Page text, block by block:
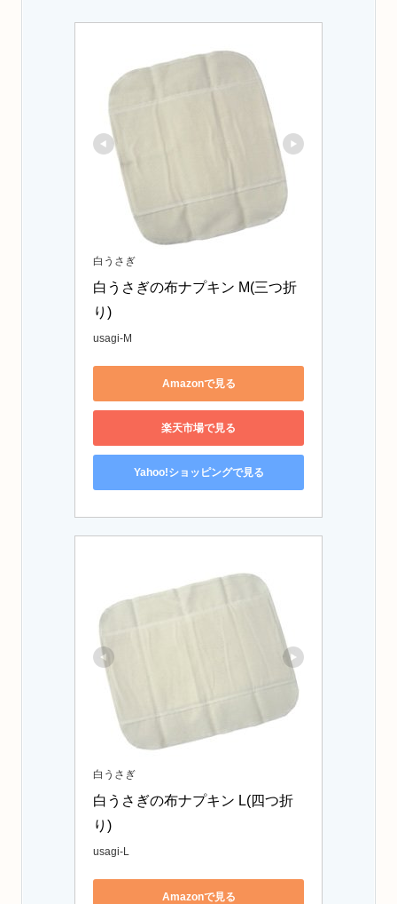
白うさぎ
白うさぎの布ナプキン M(三つ折
り)
usagi-M
Amazonで見る
楽天市場で見る
Yahoo!ショッピングで見る
白うさぎ
白うさぎの布ナプキン L(四つ折
り)
usagi-L
Amazonで見る